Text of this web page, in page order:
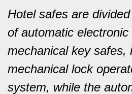
Hotel safes are
of automatic
mechanical key safes,
mechanical lock
system, while the